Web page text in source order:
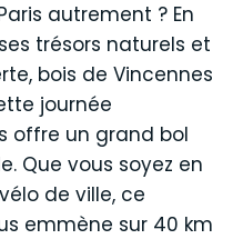
autrement ? En
trésors naturels et
bois de Vincennes
journée
offre un grand bol
Que vous soyez en
de ville, ce
emmène sur 40 km